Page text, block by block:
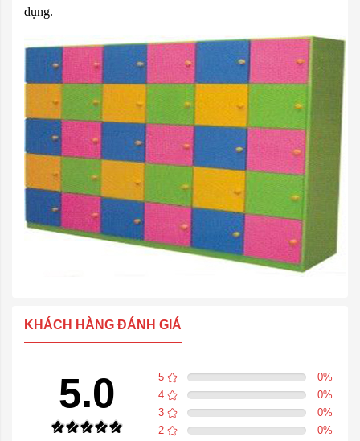
dụng.
KHÁCH HÀNG ĐÁNH GIÁ
5.0 5 0%
4
0%
3
0%
2
0%